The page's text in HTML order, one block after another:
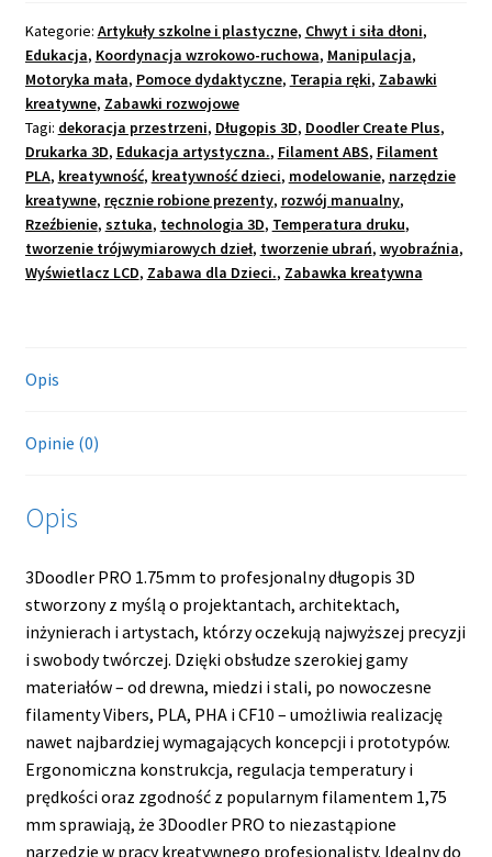
Kategorie: Artykuły szkolne i plastyczne, Chwyt i siła dłoni,
Edukacja, Koordynacja wzrokowo-ruchowa, Manipulacja,
Motoryka mała, Pomoce dydaktyczne, Terapia ręki, Zabawki
kreatywne, Zabawki rozwojowe
Tagi: dekoracja przestrzeni, Długopis 3D, Doodler Create Plus,
Drukarka 3D, Edukacja artystyczna., Filament ABS, Filament
PLA, kreatywność, kreatywność dzieci, modelowanie, narzędzie
kreatywne, ręcznie robione prezenty, rozwój manualny,
Rzeźbienie, sztuka, technologia 3D, Temperatura druku,
tworzenie trójwymiarowych dzieł, tworzenie ubrań, wyobraźnia,
Wyświetlacz LCD, Zabawa dla Dzieci., Zabawka kreatywna
Opis
Opinie (0)
Opis
3Doodler PRO 1.75mm to profesjonalny długopis 3D
stworzony z myślą o projektantach, architektach,
inżynierach i artystach, którzy oczekują najwyższej precyzji
i swobody twórczej. Dzięki obsłudze szerokiej gamy
materiałów – od drewna, miedzi i stali, po nowoczesne
filamenty Vibers, PLA, PHA i CF10 – umożliwia realizację
nawet najbardziej wymagających koncepcji i prototypów.
Ergonomiczna konstrukcja, regulacja temperatury i
prędkości oraz zgodność z popularnym filamentem 1,75
mm sprawiają, że 3Doodler PRO to niezastąpione
narzędzie w pracy kreatywnego profesjonalisty. Idealny do